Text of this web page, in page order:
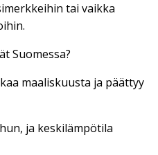
tai vaikka
Suomessa?
maaliskuusta ja päättyy
ja keskilämpötila